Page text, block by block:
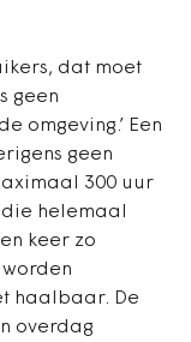
dat moet
geen
omgeving.’ Een
geen
300 uur
helemaal
keer zo
haalbaar. De
overdag